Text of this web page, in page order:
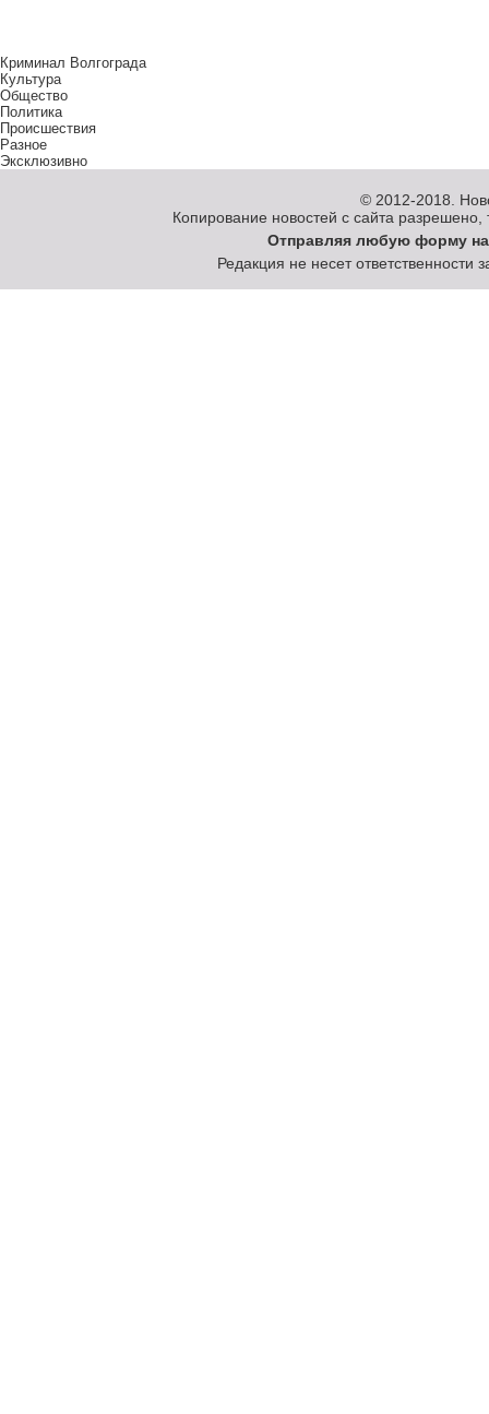
Криминал Волгограда
Культура
Общество
Политика
Происшествия
Разное
Эксклюзивно
© 2012-2018.
Копирование новостей с сайта разрешено,
Отправляя любую форму на
Редакция не несет